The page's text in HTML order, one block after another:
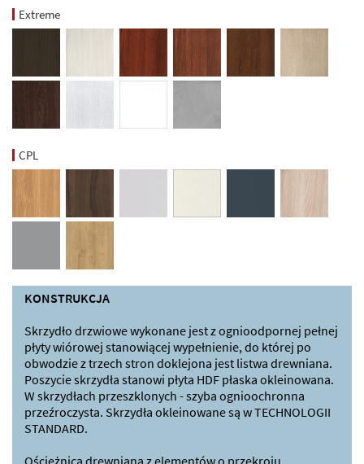
Extreme
CPL
KONSTRUKCJA
Skrzydło drzwiowe wykonane jest z ognioodpornej pełnej
płyty wiórowej stanowiącej wypełnienie, do której po
obwodzie z trzech stron doklejona jest listwa drewniana.
Poszycie skrzydła stanowi płyta HDF płaska okleinowana.
W skrzydłach przeszklonych - szyba ognioochronna
przeźroczysta. Skrzydła okleinowane są w TECHNOLOGII
STANDARD.
Ościeżnica drewniana z elementów o przekroju